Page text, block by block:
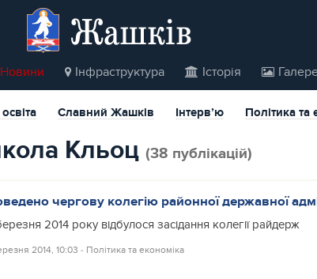
Жашків
Новини Інфраструктура Історія
Славний Жашків Інтерв’ю Політика та
Кльоц (38 публікацій)
чергову колегію районної державної
2014 року відбулося засідання колегії райдерж
2014, 10:03 ‐ Політика та економіка